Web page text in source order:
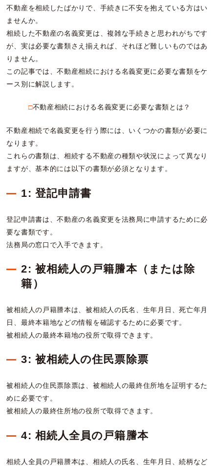
不動産を相続したばかりで、手続きに不安を抱えている方はい
ませんか。
相続した不動産の名義変更は、複雑な手続きと思われがちです
が、実は必要な書類さえ揃えれば、それほど難しいものではあ
りません。
この記事では、不動産相続における名義変更に必要な書類をケ
ース別に解説します。
□不動産相続における名義変更に必要な書類とは？
不動産相続で名義変更を行う際には、いくつかの書類が必要に
なります。
これらの書類は、相続する不動産の種類や状況によって異なり
ますが、基本的には以下の書類が必須となります。
1: 登記申請書
登記申請書は、不動産の名義変更を法務局に申請するために必
要な書類です。
法務局の窓口で入手できます。
2: 被相続人の戸籍謄本（または除
籍）
被相続人の戸籍謄本は、被相続人の氏名、生年月日、死亡年月
日、最終本籍地などの情報を確認するために必要です。
被相続人の最終本籍地の役所で取得できます。
3: 被相続人の住民票除票
被相続人の住民票除票は、被相続人の最終住所地を証明するた
めに必要です。
被相続人の最終住所地の役所で取得できます。
4: 相続人全員の戸籍謄本
相続人全員の戸籍謄本は、相続人の氏名、生年月日、続柄など